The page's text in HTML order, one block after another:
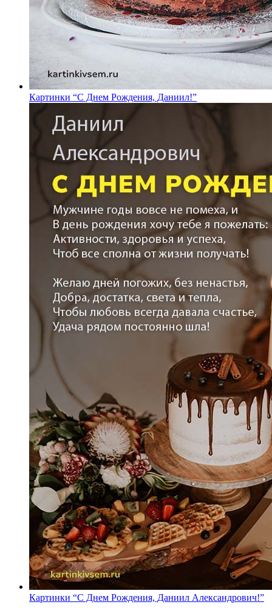
Картинки “С Днем Рождения, Даниил!”
Картинки “С Днем Рождения, Даниил Александрович!”